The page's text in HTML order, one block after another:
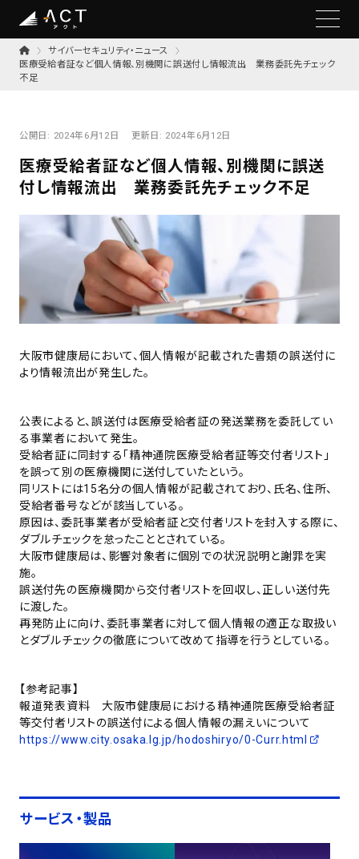
サイバーセキュリティ・ニュース
医療受給者証など個人情報、別機関に誤送付し情報流出 業務委託先チェック
不足
公開日: 2024年6月12日 更新日: 2024年6月12日
医療受給者証など個人情報、別機関に誤送
付し情報流出 業務委託先チェック不足
大阪市健康局において、個人情報が記載された書類の誤送付に
より情報流出が発生した。
公表によると、誤送付は医療受給者証の発送業務を委託してい
る事業者において発生。
受給者証に同封する「精神通院医療受給者証等交付者リスト」
を誤って別の医療機関に送付していたという。
同リストには15名分の個人情報が記載されており、氏名、住所、
受給者番号などが該当している。
原因は、委託事業者が受給者証と交付者リストを封入する際に、
ダブルチェックを怠ったこととされている。
大阪市健康局は、影響対象者に個別での状況説明と謝罪を実
施。
誤送付先の医療機関から交付者リストを回収し、正しい送付先
に渡した。
再発防止に向け、委託事業者に対して個人情報の適正な取扱い
とダブルチェックの徹底について改めて指導を行うとしている。
【参考記事】
報道発表資料 大阪市健康局における精神通院医療受給者証
等交付者リストの誤送付による個人情報の漏えいについて
https://www.city.osaka.lg.jp/hodoshiryo/0-Curr.html
サービス・製品